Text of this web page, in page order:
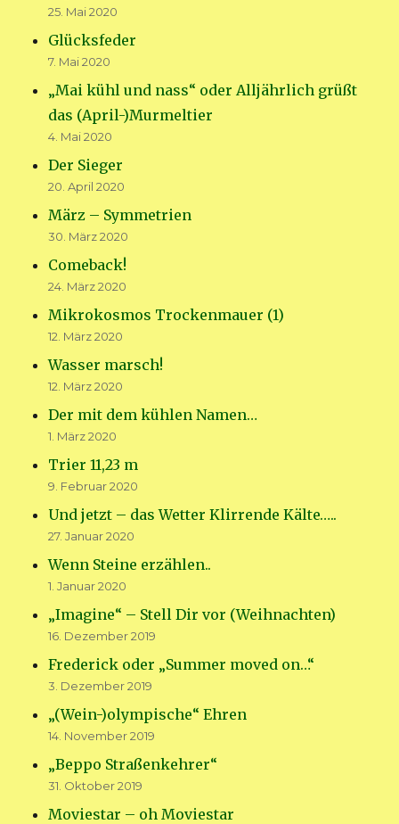
25. Mai 2020
Glücksfeder
7. Mai 2020
„Mai kühl und nass“ oder Alljährlich grüßt
das (April-)Murmeltier
4. Mai 2020
Der Sieger
20. April 2020
März – Symmetrien
30. März 2020
Comeback!
24. März 2020
Mikrokosmos Trockenmauer (1)
12. März 2020
Wasser marsch!
12. März 2020
Der mit dem kühlen Namen…
1. März 2020
Trier 11,23 m
9. Februar 2020
Und jetzt – das Wetter Klirrende Kälte…..
27. Januar 2020
Wenn Steine erzählen..
1. Januar 2020
„Imagine“ – Stell Dir vor (Weihnachten)
16. Dezember 2019
Frederick oder „Summer moved on…“
3. Dezember 2019
„(Wein-)olympische“ Ehren
14. November 2019
„Beppo Straßenkehrer“
31. Oktober 2019
Moviestar – oh Moviestar